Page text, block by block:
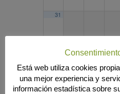
31
2023 FEB
Búsqueda
Está web utiliza cookies
una mejor experiencia y
información estadística sobre